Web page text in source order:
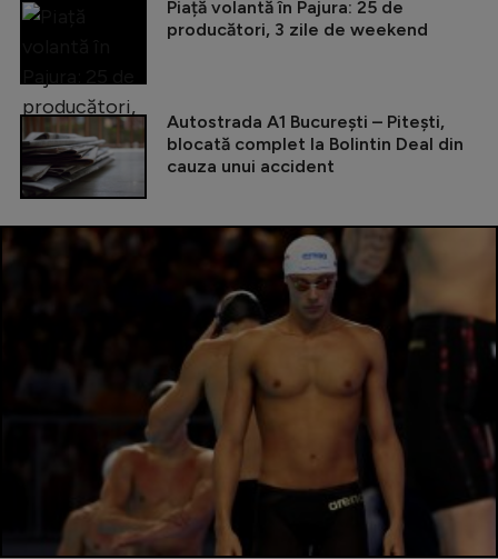
Piață volantă în Pajura: 25 de
producători, 3 zile de weekend
Autostrada A1 București – Pitești,
blocată complet la Bolintin Deal din
cauza unui accident